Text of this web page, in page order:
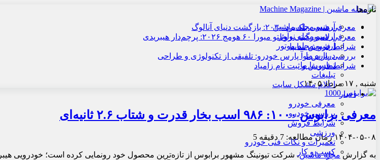
آرشیو مجله ماشین
آرشیو مجله نوآور
آرشیو مجله موتور
درباره ما
تماس با ما
تبلیغات
اعلام مشکل سایت
اخبار
معرفی خودرو
بررسی خودرو
شرایط فروش
ورزشی
تعمیرات و نکات فنی خودرو
کسب و کار
تازه‌ها
معرفی هنسی بلک‌برد ۲۰۳۰: بازگشت دنیای آنالوگ
معرفی لامبورگینی روئلتو میورا ۶۰ هومج ۲۰۲۶: پرچم‌دار هیبریدی
شرایط فروش سایپا
بررسی پارس نوآ پارس خودرو: تلفیقی از تکنولوژی و طراحی
شرایط فروش و ثبت نام زامیاد
شنبه , ۱۷ مرداد ۱۴۰۵
معرفی برابوس ۱۰۰۰: ۹۸۶ اسب بخار قدرت و شتاب ۲.۶ ثانیه‌ای
۱۴۰۴-۰۵-۰۸زمان مطالعه: 7 دقیقه
به گزارشمجله ماشین